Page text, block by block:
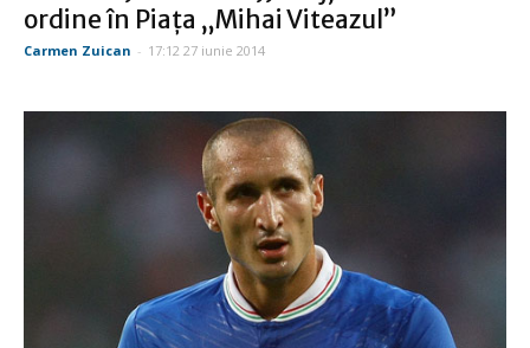
ordine în Piața „Mihai Viteazul”
Carmen Zuican - 17:12 27 iunie 2014